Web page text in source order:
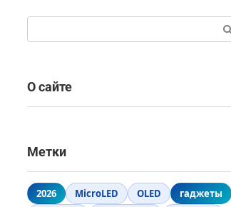
О сайте
Метки
2026 MicroLED OLED
гаджеты